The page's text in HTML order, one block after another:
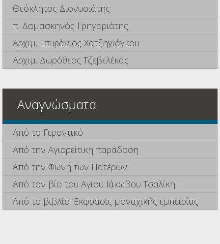
Θεόκλητος Διονυσιάτης
π. Δαμασκηνός Γρηγοριάτης
Αρχιμ. Επιφάνιος Χατζηγιάγκου
Αρχιμ. Δωρόθεος Τζεβελέκας
Αναγνώσματα
Από το Γεροντικό
Από την Αγιορείτικη παράδοση
Από την Φωνή των Πατέρων
Από τον βίο του Αγίου Ιάκωβου Τσαλίκη
Από το βιβλίο 'Εκφρασις μοναχικής εμπειρίας